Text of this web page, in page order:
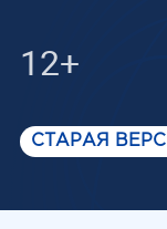
12+
СТАРАЯ